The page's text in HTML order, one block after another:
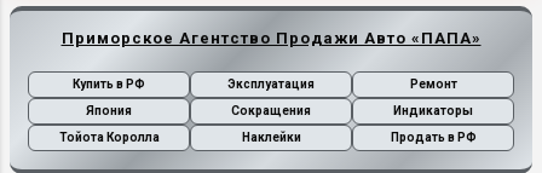
Приморское Агентство Продажи Авто «ПАПА»
Купить в РФ
Япония
Тойота Королла
Эксплуатация
Сокращения
Наклейки
Ремонт
Индикаторы
Продать в РФ